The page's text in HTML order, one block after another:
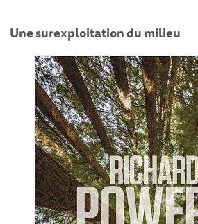
Une surexploitation du milieu